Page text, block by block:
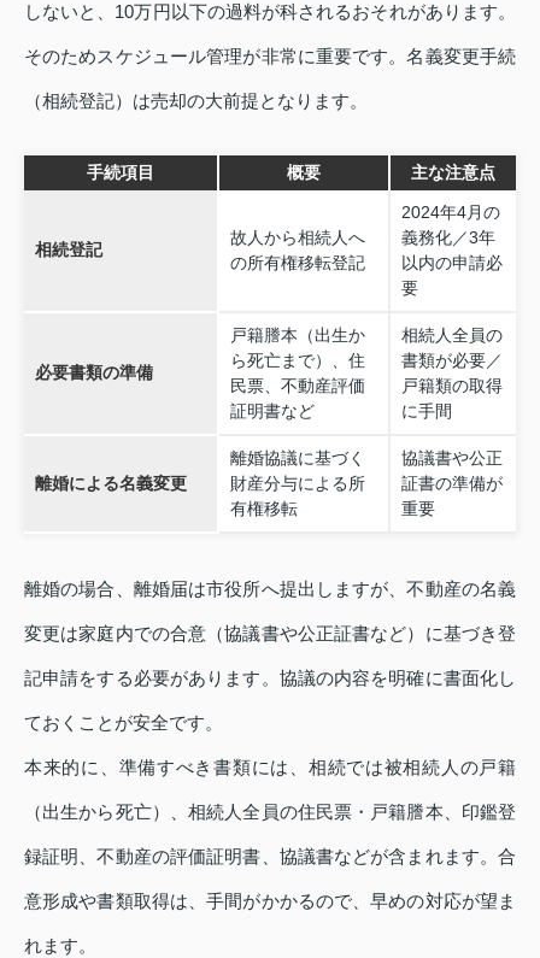
しないと、10万円以下の過料が科されるおそれがあります。
そのためスケジュール管理が非常に重要です。名義変更手続
（相続登記）は売却の大前提となります。
手続項目 概要 主な注意点
相続登記
故人から相続人へ
の所有権移転登記
2024年4月の
義務化／3年
以内の申請必
要
必要書類の準備
戸籍謄本（出生か
ら死亡まで）、住
民票、不動産評価
証明書など
相続人全員の
書類が必要／
戸籍類の取得
に手間
離婚による名義変更
離婚協議に基づく
財産分与による所
有権移転
協議書や公正
証書の準備が
重要
離婚の場合、離婚届は市役所へ提出しますが、不動産の名義
変更は家庭内での合意（協議書や公正証書など）に基づき登
記申請をする必要があります。協議の内容を明確に書面化し
ておくことが安全です。
本来的に、準備すべき書類には、相続では被相続人の戸籍
（出生から死亡）、相続人全員の住民票・戸籍謄本、印鑑登
録証明、不動産の評価証明書、協議書などが含まれます。合
意形成や書類取得は、手間がかかるので、早めの対応が望ま
れます。